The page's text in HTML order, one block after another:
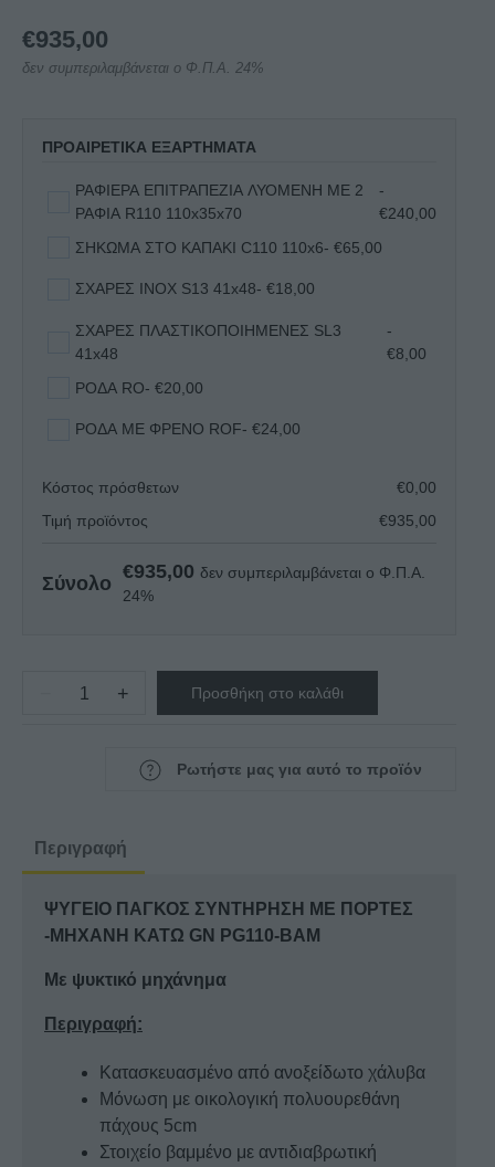
€935,00
δεν συμπεριλαμβάνεται ο Φ.Π.Α. 24%
ΠΡΟΑΙΡΕΤΙΚΑ ΕΞΑΡΤΗΜΑΤΑ
ΡΑΦΙΕΡΑ ΕΠΙΤΡΑΠΕΖΙΑ ΛΥΟΜΕΝΗ ΜΕ 2
ΡΑΦΙΑ R110 110x35x70
-
€240,00
ΣΗΚΩΜΑ ΣΤΟ ΚΑΠΑΚΙ C110 110x6- €65,00
ΣΧΑΡΕΣ INOX S13 41x48- €18,00
ΣΧΑΡΕΣ ΠΛΑΣΤΙΚΟΠΟΙΗΜΕΝΕΣ SL3
41x48
-
€8,00
ΡΟΔΑ RO- €20,00
ΡΟΔΑ ΜΕ ΦΡΕΝΟ ROF- €24,00
Κόστος πρόσθετων €0,00
Τιμή προϊόντος
€935,00
Σύνολο
€935,00 δεν συμπεριλαμβάνεται ο Φ.Π.Α.
24%
ΨΥΓΕΙΟ
ΚΑΤΩ
PG110-
BAM
ποσότητα
+ Προσθήκη στο καλάθι
Ρωτήστε μας για αυτό το προϊόν
Περιγραφή
ΨΥΓΕΙΟ ΠΑΓΚΟΣ ΣΥΝΤΗΡΗΣΗ ΜΕ ΠΟΡΤΕΣ
-ΜΗΧΑΝΗ ΚΑΤΩ GN PG110-BAM
Με ψυκτικό μηχάνημα
Περιγραφή:
Κατασκευασμένο από ανοξείδωτο χάλυβα
Μόνωση με οικολογική πολυουρεθάνη
πάχους 5cm
Στοιχείο βαμμένο με αντιδιαβρωτική